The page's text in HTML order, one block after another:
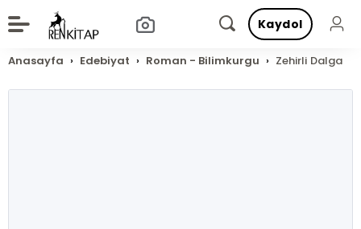
Kaydol
Anasayfa Edebiyat Roman - Bilimkurgu Zehirli Dalga